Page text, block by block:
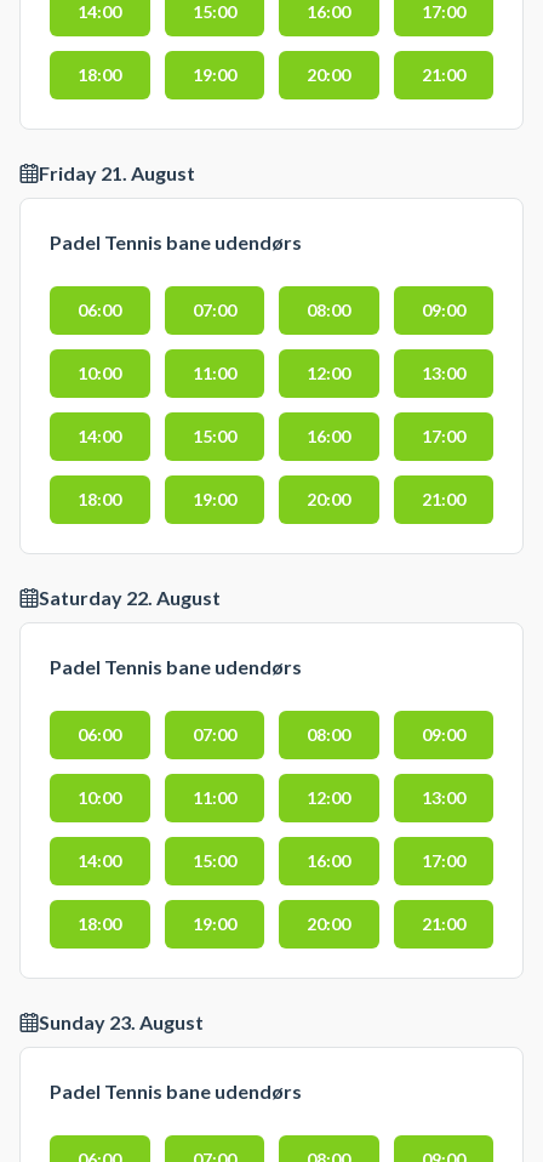
14:00 15:00 16:00 17:00
18:00 19:00 20:00 21:00
Friday 21. August
Padel Tennis bane udendørs
06:00 07:00 08:00 09:00
10:00 11:00 12:00 13:00
14:00 15:00 16:00 17:00
18:00 19:00 20:00 21:00
Saturday 22. August
Padel Tennis bane udendørs
06:00 07:00 08:00 09:00
10:00 11:00 12:00 13:00
14:00 15:00 16:00 17:00
18:00 19:00 20:00 21:00
Sunday 23. August
Padel Tennis bane udendørs